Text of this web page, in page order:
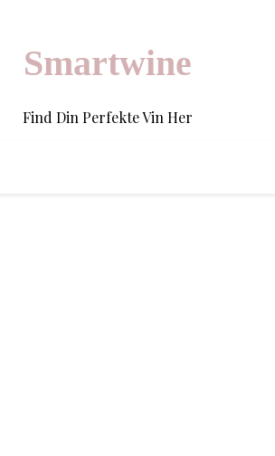
Smartwine
Find Din Perfekte Vin Her